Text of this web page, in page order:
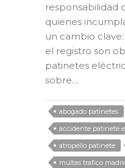
responsabilidad
quienes
un cambio
el registro son
patinetes
sobre…
abogado patinetes
accidente patinete
atropello patinete
multas trafico